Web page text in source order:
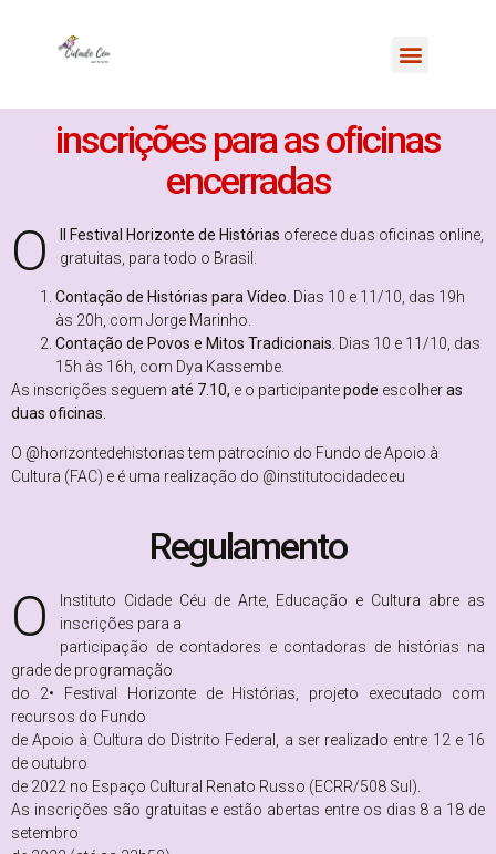
inscrições para as oficinas
encerradas
O II Festival Horizonte de Histórias oferece duas oficinas online,
gratuitas, para todo o Brasil.
Contação de Histórias para Vídeo. Dias 10 e 11/10, das 19h
às 20h, com Jorge Marinho.
Contação de Povos e Mitos Tradicionais. Dias 10 e 11/10, das
15h às 16h, com Dya Kassembe.
As inscrições seguem até 7.10, e o participantepode escolheras
duas oficinas.
O @horizontedehistorias tem patrocínio do Fundo de Apoio à
Cultura (FAC) e é uma realização do @institutocidadeceu
Regulamento
O
Instituto Cidade Céu de Arte, Educação e Cultura abre as
inscrições para a
participação de contadores e contadoras de histórias na
grade de programação
do 2• Festival Horizonte de Histórias, projeto executado com
recursos do Fundo
de Apoio à Cultura do Distrito Federal, a ser realizado entre 12 e 16
de outubro
de 2022 no Espaço Cultural Renato Russo (ECRR/508 Sul).
As inscrições são gratuitas e estão abertas entre os dias 8 a 18 de
setembro